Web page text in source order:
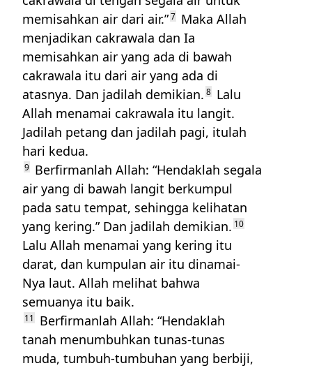
memisahkan air dari air.”7 Maka Allah
menjadikan cakrawala dan Ia
memisahkan air yang ada di bawah
cakrawala itu dari air yang ada di
atasnya. Dan jadilah demikian. 8 Lalu
Allah menamai cakrawala itu langit.
Jadilah petang dan jadilah pagi, itulah
hari kedua.
9 Berfirmanlah Allah: “Hendaklah segala
air yang di bawah langit berkumpul
pada satu tempat, sehingga kelihatan
yang kering.” Dan jadilah demikian. 10
Lalu Allah menamai yang kering itu
darat, dan kumpulan air itu dinamai-
Nya laut. Allah melihat bahwa
semuanya itu baik.
11
Berfirmanlah Allah: “Hendaklah
tanah menumbuhkan tunas-tunas
muda, tumbuh-tumbuhan yang berbiji,